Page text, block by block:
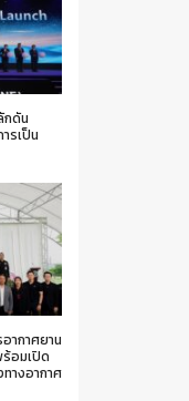
กดัน
รเป็น
ากาศยาน
อมเปิด
างอากาศ